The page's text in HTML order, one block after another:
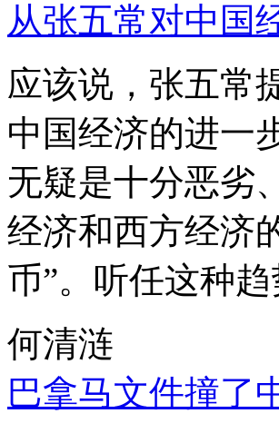
从张五常对中国
应该说，张五常
中国经济的进一
无疑是十分恶劣
经济和西方经济
币”。听任这种
何清涟
巴拿马文件撞了